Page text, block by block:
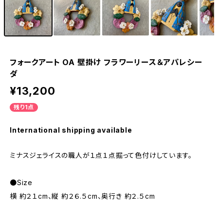
フォークアート OA 壁掛け フラワーリース＆アパレシー
ダ
¥13,200
残り1点
International shipping available
ミナスジェライスの職人が１点１点掘って色付けしています。
●Size
横 約２１cm、縦 約２６.５cm、奥行き 約２.５cm